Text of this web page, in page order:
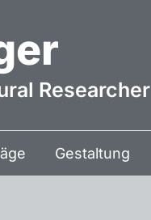
Researcher
Gestaltung